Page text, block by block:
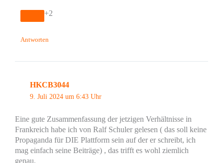
+2
Antworten
HKCB3044
9. Juli 2024 um 6:43 Uhr
Eine gute Zusammenfassung der jetzigen Verhältnisse in
Frankreich habe ich von Ralf Schuler gelesen ( das soll keine
Propaganda für DIE Plattform sein auf der er schreibt, ich
mag einfach seine Beiträge) , das trifft es wohl ziemlich
genau.